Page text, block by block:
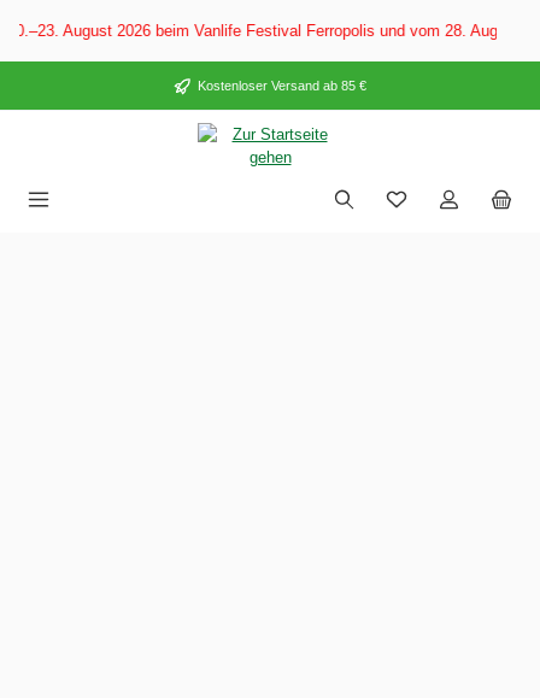
springen
August 2026 beim Vanlife Festival Ferropolis und vom 28. August–6.
Kostenloser Versand ab 85 €